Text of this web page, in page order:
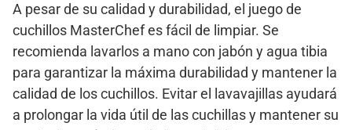
A pesar de su calidad y durabilidad, el juego de
cuchillos MasterChef es fácil de limpiar. Se
recomienda lavarlos a mano con jabón y agua tibia
para garantizar la máxima durabilidad y mantener la
calidad de los cuchillos. Evitar el lavavajillas ayudará
a prolongar la vida útil de las cuchillas y mantener su